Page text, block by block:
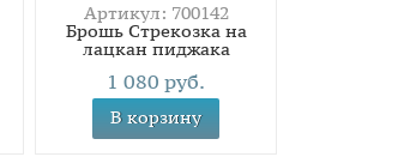
Артикул: 700142
Брошь Стрекозка на
лацкан пиджака
1 080 руб.
В корзину